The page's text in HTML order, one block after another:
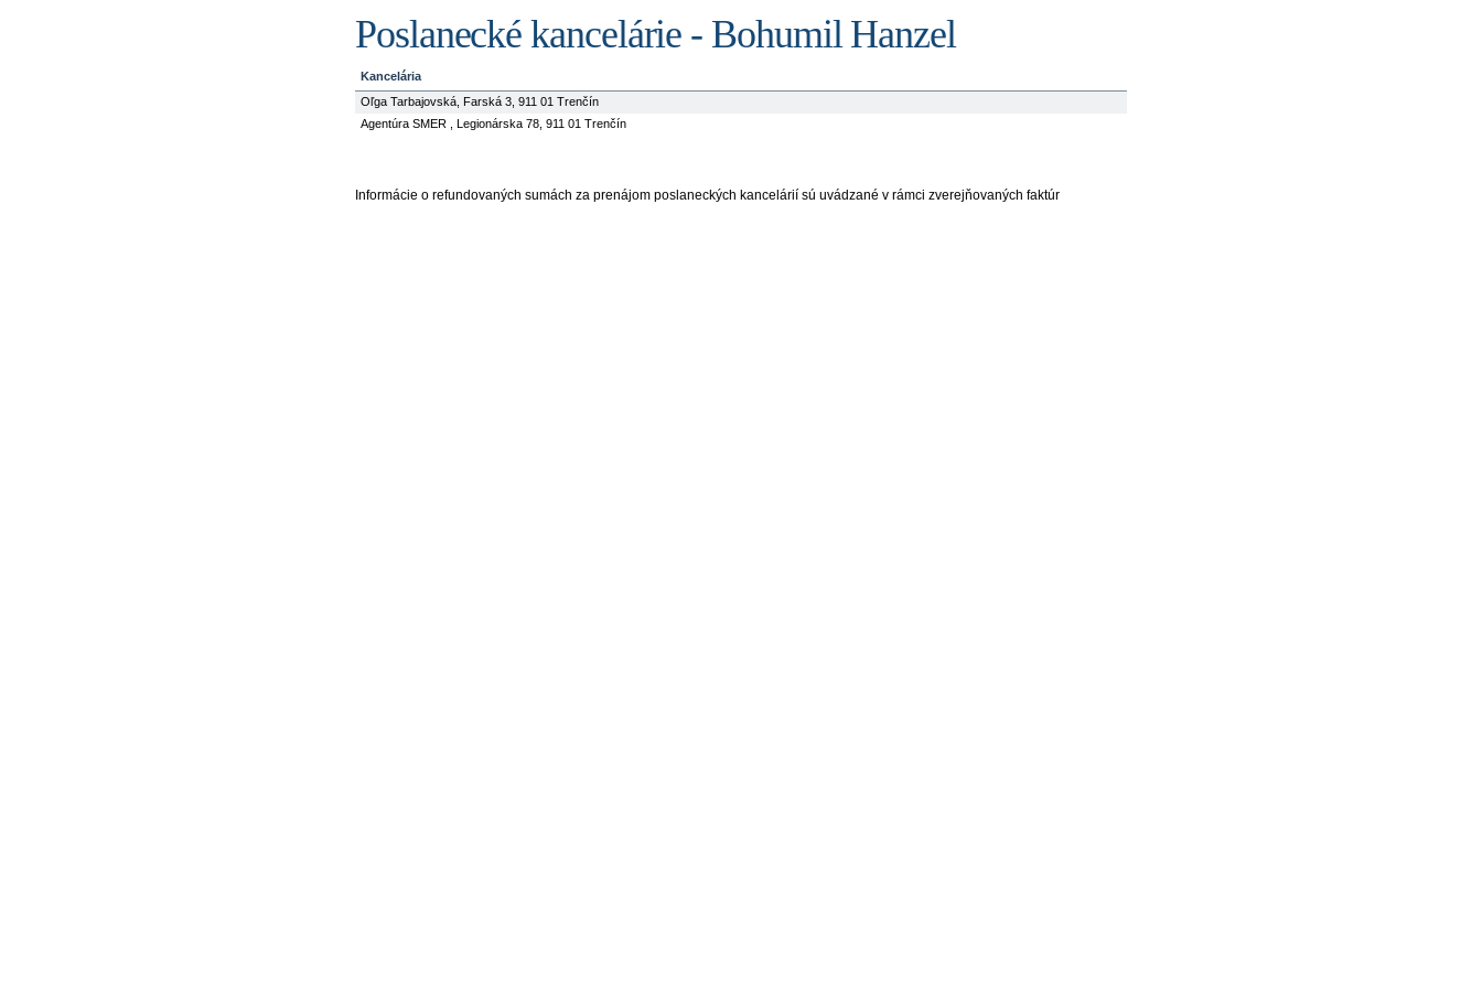
Poslanecké kancelárie - Bohumil Hanzel
Kancelária
Oľga Tarbajovská, Farská 3, 911 01 Trenčín
Agentúra SMER , Legionárska 78, 911 01 Trenčín
Informácie o refundovaných sumách za prenájom poslaneckých kancelárií sú uvádzané v rámci zverejňovaných faktúr